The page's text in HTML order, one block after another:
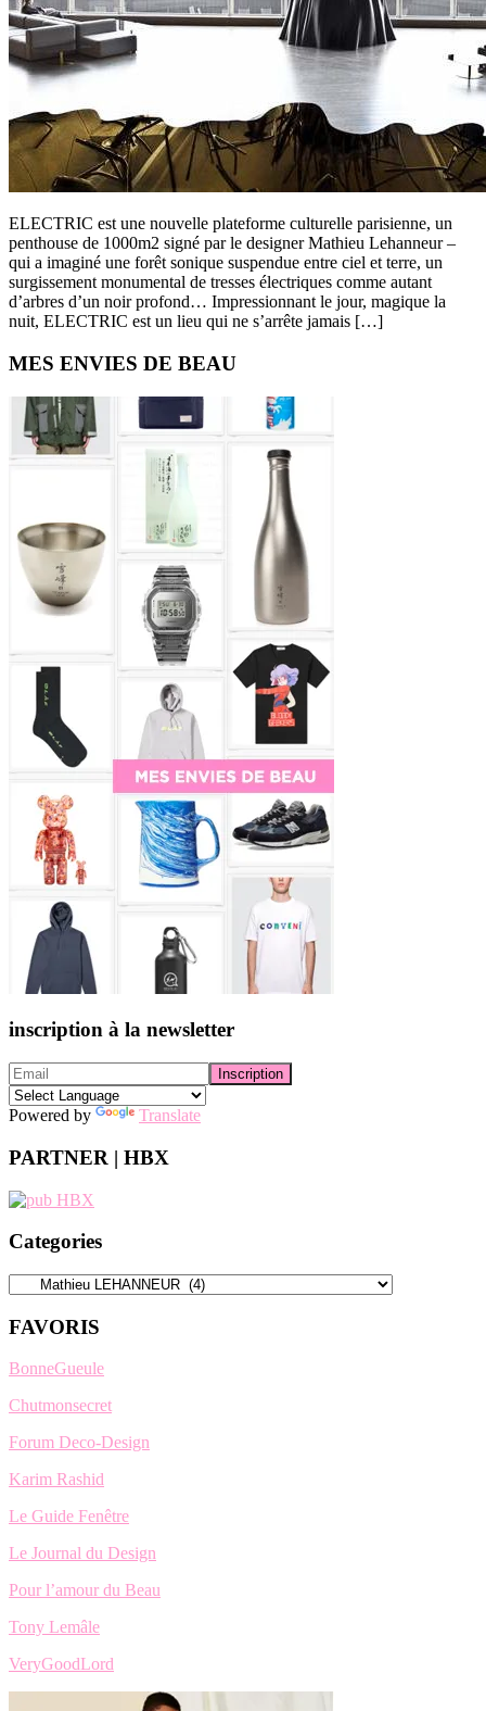
ELECTRIC est une nouvelle plateforme culturelle parisienne, un
penthouse de 1000m2 signé par le designer Mathieu Lehanneur –
qui a imaginé une forêt sonique suspendue entre ciel et terre, un
surgissement monumental de tresses électriques comme autant
d’arbres d’un noir profond… Impressionnant le jour, magique la
nuit, ELECTRIC est un lieu qui ne s’arrête jamais […]
Primary
Sidebar
MES ENVIES DE BEAU
inscription à la newsletter
Powered by Translate
PARTNER | HBX
Categories
Categories
FAVORIS
BonneGueule
Chutmonsecret
Forum Deco-Design
Karim Rashid
Le Guide Fenêtre
Le Journal du Design
Pour l’amour du Beau
Tony Lemâle
VeryGoodLord